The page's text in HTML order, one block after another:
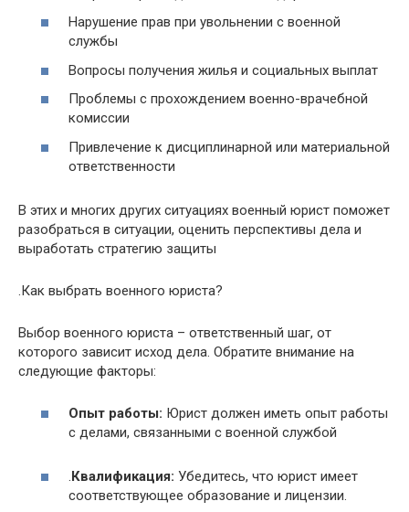
Нарушение прав при увольнении с военной
службы
Вопросы получения жилья и социальных выплат
Проблемы с прохождением военно-врачебной
комиссии
Привлечение к дисциплинарной или материальной
ответственности
В этих и многих других ситуациях военный юрист поможет
разобраться в ситуации, оценить перспективы дела и
выработать стратегию защиты
.Как выбрать военного юриста?
Выбор военного юриста – ответственный шаг, от
которого зависит исход дела. Обратите внимание на
следующие факторы:
Опыт работы: Юрист должен иметь опыт работы
с делами, связанными с военной службой
.Квалификация: Убедитесь, что юрист имеет
соответствующее образование и лицензии.